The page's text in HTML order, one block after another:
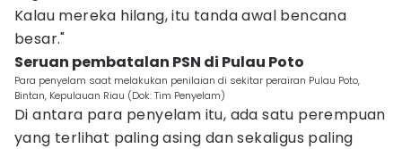
Kalau mereka hilang, itu tanda awal bencana
besar."
Seruan pembatalan PSN di Pulau Poto
Para penyelam saat melakukan penilaian di sekitar perairan Pulau Poto,
Bintan, Kepulauan Riau (Dok: Tim Penyelam)
Di antara para penyelam itu, ada satu perempuan
yang terlihat paling asing dan sekaligus paling